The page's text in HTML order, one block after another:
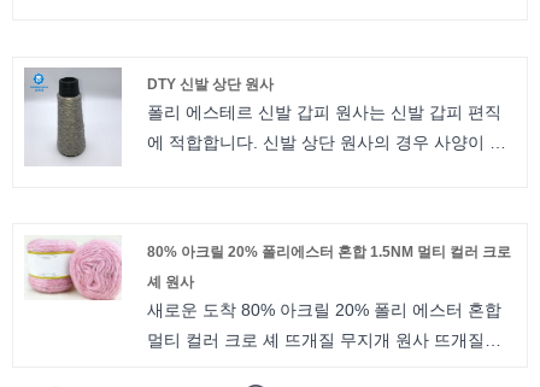
FDY 100D SD 도프 염색 블랙 폴리에스터 원사
DTY 신발 상단 원사
폴리 에스테르 신발 갑피 원사는 신발 갑피 편직
에 적합합니다. 신발 상단 원사의 경우 사양이 다
80% 아크릴 20% 폴리에스터 혼합 1.5NM 멀티 컬러 크로
셰 원사
새로운 도착 80% 아크릴 20% 폴리 에스터 혼합
멀티 컬러 크로 셰 뜨개질 무지개 원사 뜨개질을